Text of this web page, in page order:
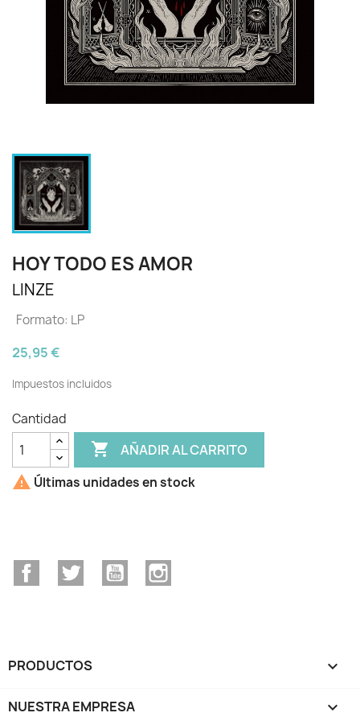
HOY TODO ES AMOR
LINZE
Formato: LP
25,95 €
Impuestos incluidos
Cantidad
 AÑADIR AL CARRITO
 Últimas unidades en stock
FacebookTwitter YouTube
PRODUCTOS 
NUESTRA EMPRESA 